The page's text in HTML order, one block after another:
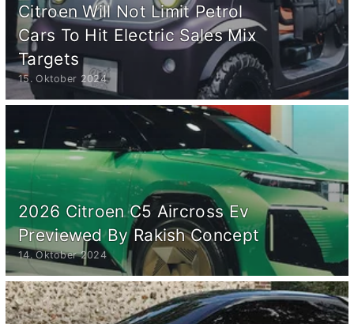
Citroen Will Not Limit Petrol
Cars To Hit Electric Sales Mix
Targets
15. Oktober 2024
2026 Citroen C5 Aircross Ev
Previewed By Rakish Concept
14. Oktober 2024